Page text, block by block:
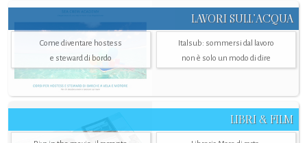
LAVORI SULL’ACQUA
Come diventare hostess
e steward di bordo
Italsub: sommersi dal lavoro
non è solo un modo di dire
LIBRI & FILM